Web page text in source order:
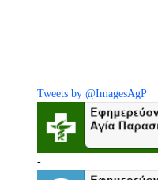
Tweets by @ImagesAgP
-